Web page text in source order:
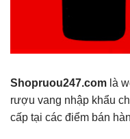
Shopruou247.com là
rượu vang nhập khẩu
cấp tại các điểm bán